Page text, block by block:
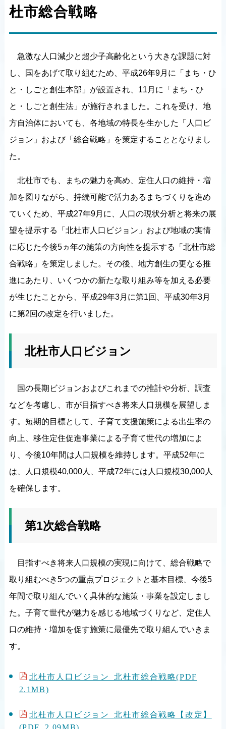
杜市総合戦略
急激な人口減少と超少子高齢化という大きな課題に対
し、国をあげて取り組むため、平成26年9月に「まち・ひ
と・しごと創生本部」が設置され、11月に「まち・ひ
と・しごと創生法」が施行されました。これを受け、地
方自治体においても、各地域の特長を生かした「人口ビ
ジョン」および「総合戦略」を策定することとなりまし
た。
北杜市でも、まちの魅力を高め、定住人口の維持・増
加を図りながら、持続可能で活力あるまちづくりを進め
ていくため、平成27年9月に、人口の現状分析と将来の展
望を提示する「北杜市人口ビジョン」および地域の実情
に応じた今後5ヵ年の施策の方向性を提示する「北杜市総
合戦略」を策定しました。その後、地方創生の更なる推
進にあたり、いくつかの新たな取り組み等を加える必要
が生じたことから、平成29年3月に第1回、平成30年3月
に第2回の改定を行いました。
北杜市人口ビジョン
国の長期ビジョンおよびこれまでの推計や分析、調査
などを考慮し、市が目指すべき将来人口規模を展望しま
す。短期的目標として、子育て支援施策による出生率の
向上、移住定住促進事業による子育て世代の増加によ
り、今後10年間は人口規模を維持します。平成52年に
は、人口規模40,000人、平成72年には人口規模30,000人
を確保します。
第1次総合戦略
目指すべき将来人口規模の実現に向けて、総合戦略で
取り組むべき5つの重点プロジェクトと基本目標、今後5
年間で取り組んでいく具体的な施策・事業を設定しまし
た。子育て世代が魅力を感じる地域づくりなど、定住人
口の維持・増加を促す施策に最優先で取り組んでいきま
す。
北杜市人口ビジョン 北杜市総合戦略(PDF
2.1MB)
北杜市人口ビジョン 北杜市総合戦略【改定】
(PDF 2.09MB)